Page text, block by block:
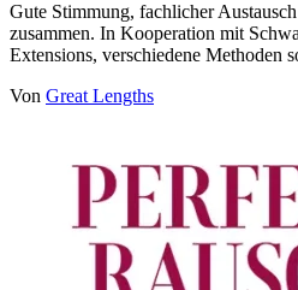
Gute Stimmung, fachlicher
zusammen. In Kooperation mit
Extensions, verschiedene
Von Great Lengths